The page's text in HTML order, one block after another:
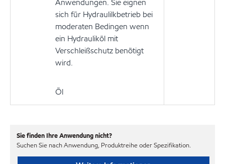
Anwendungen. Sie eignen
sich für Hydraulilkbetrieb bei
moderaten Bedingen wenn
ein Hydrauliköl mit
Verschleißschutz benötigt
wird.
Öl
Sie finden Ihre Anwendung nicht?
Suchen Sie nach Anwendung, Produktreihe oder Spezifikation.